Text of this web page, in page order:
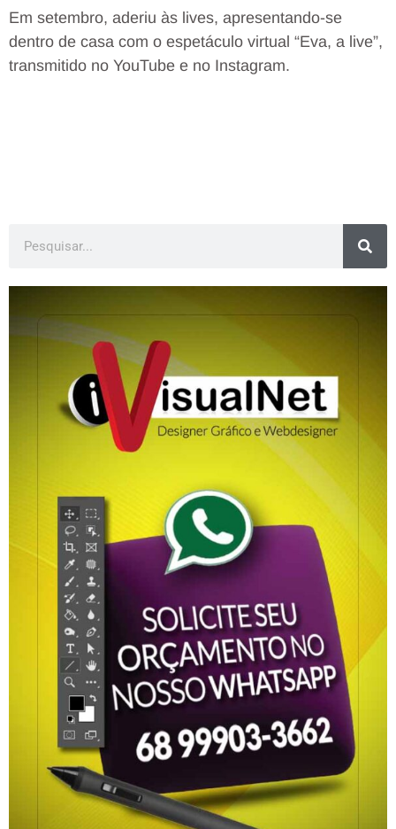
Em setembro, aderiu às lives, apresentando-se
dentro de casa com o espetáculo virtual “Eva, a live”,
transmitido no YouTube e no Instagram.